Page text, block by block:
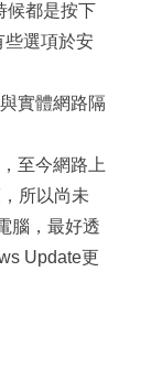
候都是按下
些選項於安
實體網路隔
至今網路上
所以尚未
腦，最好透
Update更